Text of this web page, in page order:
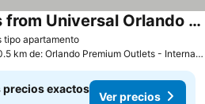
tipo apartamento
Hyatt House across from Universal Orlando Resort
a 0.5 km de: Orlando Premium Outlets - International Drive
precios exactos
Ver precios